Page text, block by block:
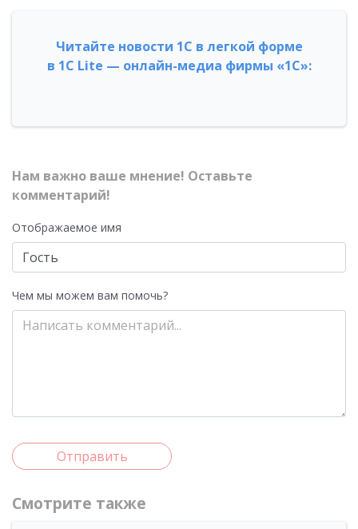
Читайте новости 1С в легкой форме
в 1С Lite — онлайн-медиа фирмы «1С»:
Нам важно ваше мнение! Оставьте
комментарий!
Отображаемое имя
Чем мы можем вам помочь?
Отправить
Смотрите также